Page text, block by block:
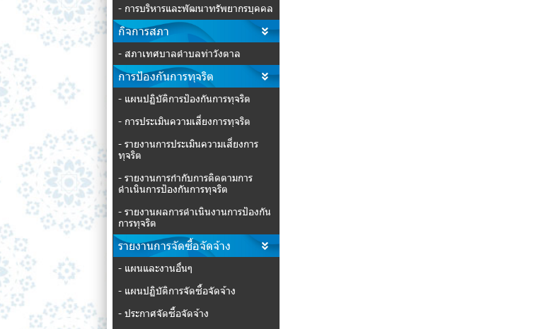
- การบริหารและพัฒนาทรัพยากรบุคคล
กิจการสภา
- สภาเทศบาลตำบลท่าวังตาล
การป้องกันการทุจริต
- แผนปฏิบัติการป้องกันการทุจริต
- การประเมินความเสี่ยงการทุจริต
- รายงานการประเมินความเสี่ยงการ
ทุจริต
- รายงานการกำกับการติดตามการ
ดำเนินการป้องกันการทุจริต
- รายงานผลการดำเนินงานการป้องกัน
การทุจริต
รายงานการจัดซื้อจัดจ้าง
- แผนและงานอื่นๆ
- แผนปฏิบัติการจัดซื้อจัดจ้าง
- ประกาศจัดซื้อจัดจ้าง